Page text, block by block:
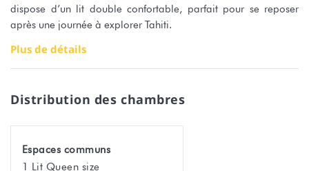
dispose d’un lit double confortable, parfait pour se reposer
après une journée à explorer Tahiti.
Une mezzanine avec un second lit double propose un espace
nuit supplémentaire. Accessible par une échelle, cet espace
parfaitement aux enfants, adolescents ou à des adultes
Le studio est climatisé pour votre confort et un ventilateur est
également disponible au niveau de la mezzanine.
Plus de détails
Distribution des chambres
Espaces communs
1 Lit Queen size